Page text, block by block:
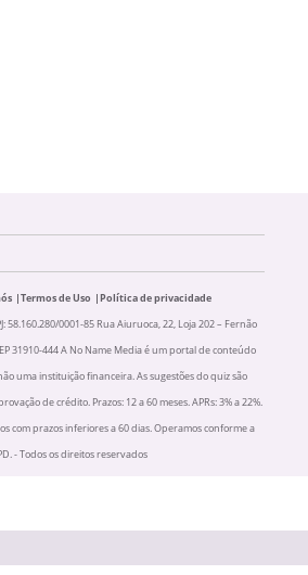
Termos de Uso
Política de privacidade
58.160.280/0001-85 Rua Aiuruoca, 22, Loja 202 – Fernão
31910-444 A No Name Media é um portal de conteúdo
uma instituição financeira. As sugestões do quiz são
de crédito. Prazos: 12 a 60 meses. APRs: 3% a 22%.
com prazos inferiores a 60 dias. Operamos conforme a
- Todos os direitos reservados